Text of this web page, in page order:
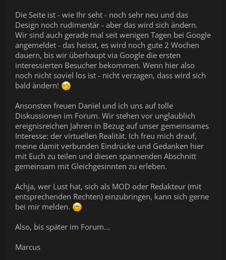
Die Seite ist - wie Ihr seht - noch sehr neu und das
Design noch rudimentär - aber das wird sich ändern.
Wir sind auch gerade mal seit wenigen Tagen bei Google
angemeldet - das heisst, es wird noch gute 2 Wochen
dauern, bis wir überhaupt via Google die ersten
interessierten Besucher bekommen. Wenn hier also
noch nicht soviel los ist - nicht verzagen, dass wird sich
bald ändern!
Ansonsten freuen Daniel und ich uns auf tolle
Diskussionen im Forum. Wir stehen vor unglaublich
ereignisreichen Jahren in Bezug auf unser gemeinsames
Interesse: der virtuellen Realität. Ich freu mich drauf,
meine damit verbunden Eindrücke und Gedanken hier
mit Euch zu teilen und diesen spannenden Abschnitt
gemeinsam mit Gleichgesinnten zu erleben.
Achja, wer Lust hat, sich als MOD oder Redakteur (mit
entsprechenden Rechten) einzubringen, kann sich gerne
bei mir melden.
Also, bis später im Forum...
Marcus